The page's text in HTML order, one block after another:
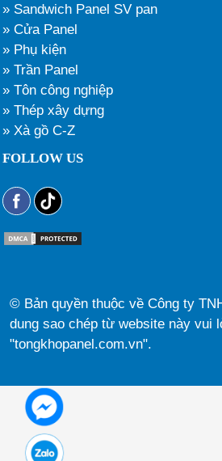
» Sandwich Panel SV pan
» Cửa Panel
» Phụ kiện
» Trần Panel
» Tôn công nghiệp
» Thép xây dựng
» Xà gồ C-Z
FOLLOW US
© Bản quyền thuộc về Công ty
dung sao chép từ website này vui
"tongkhopanel.com.vn".